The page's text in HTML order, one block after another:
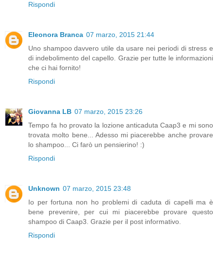
Rispondi
Eleonora Branca 07 marzo, 2015 21:44
Uno shampoo davvero utile da usare nei periodi di stress e
di indebolimento del capello. Grazie per tutte le informazioni
che ci hai fornito!
Rispondi
Giovanna LB 07 marzo, 2015 23:26
Tempo fa ho provato la lozione anticaduta Caap3 e mi sono
trovata molto bene... Adesso mi piacerebbe anche provare
lo shampoo... Ci farò un pensierino! :)
Rispondi
Unknown 07 marzo, 2015 23:48
Io per fortuna non ho problemi di caduta di capelli ma è
bene prevenire, per cui mi piacerebbe provare questo
shampoo di Caap3. Grazie per il post informativo.
Rispondi